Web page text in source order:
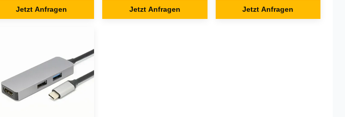
Jetzt Anfragen Jetzt Anfragen
Hub
Jetzt Anfragen